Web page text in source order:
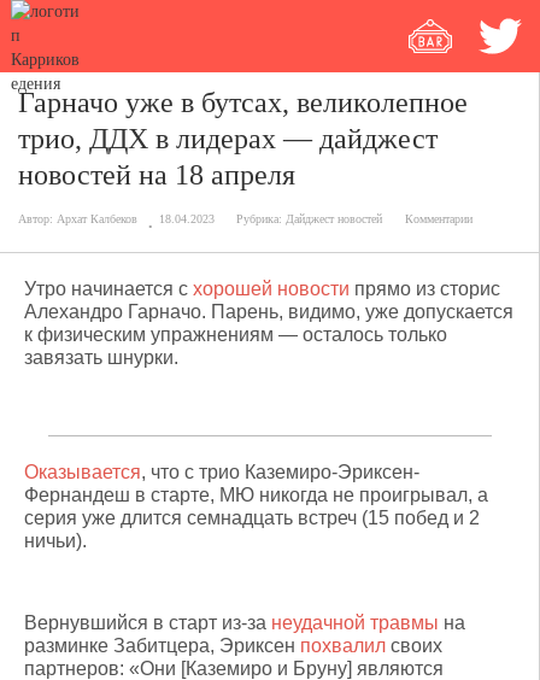
Гарначо уже в бутсах, великолепное
трио, ДДХ в лидерах — дайджест
новостей на 18 апреля
Автор: Архат Калбеков 18.04.2023 Рубрика: Дайджест новостей Комментарии
Утро начинается с хорошей новости прямо из сторис
Алехандро Гарначо. Парень, видимо, уже допускается
к физическим упражнениям — осталось только
завязать шнурки.
Оказывается, что с трио Каземиро-Эриксен-
Фернандеш в старте, МЮ никогда не проигрывал, а
серия уже длится семнадцать встреч (15 побед и 2
ничьи).
Вернувшийся в старт из-за неудачной травмы на
разминке Забитцера, Эриксен похвалил своих
партнеров: «Они [Каземиро и Бруну] являются